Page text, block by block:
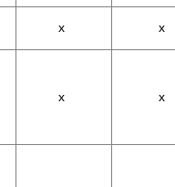
x x
x x